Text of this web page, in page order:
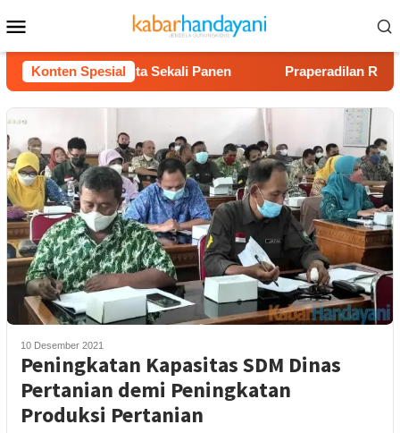
ke
kontenMobile
Konten Spesial
Rp40 Juta Sekali Panen Praperadilan Raudi
10 Desember 2021
Peningkatan Kapasitas SDM Dinas
Pertanian demi Peningkatan
Produksi Pertanian